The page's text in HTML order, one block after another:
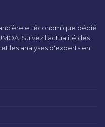
et économique dédié
Suivez l'actualité des
les analyses d'experts en